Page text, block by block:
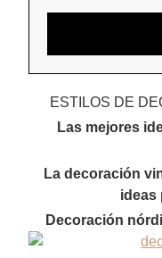
ESTILOS DE
Las mejores
La decoración
ideas
Decoración